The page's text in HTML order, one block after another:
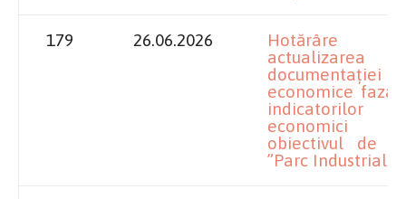
179 26.06.2026
Hotărâre
actualizarea
documentației
economice faza
indicatorilor
economici
obiectivul de
”Parc Industrial